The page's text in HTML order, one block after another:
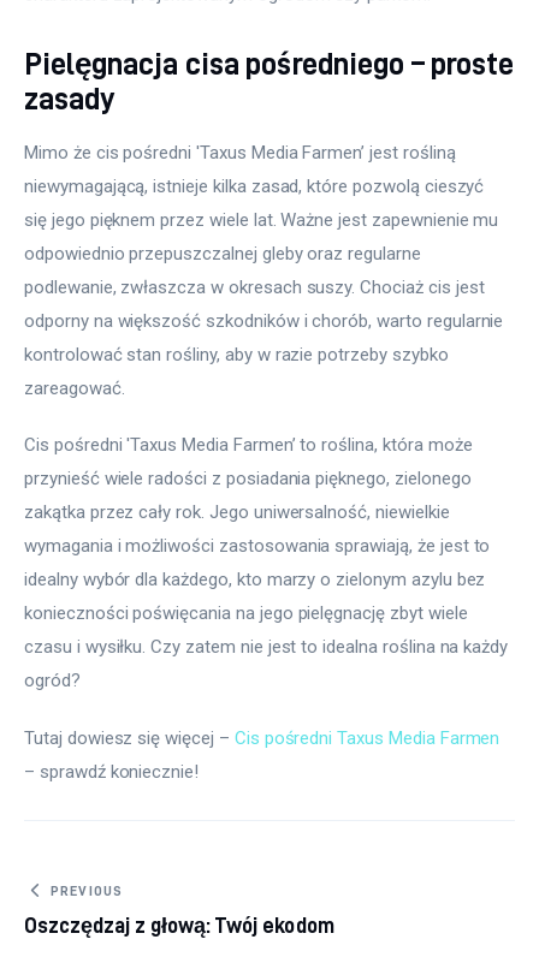
Pielęgnacja cisa pośredniego – proste
zasady
Mimo że cis pośredni 'Taxus Media Farmen’ jest rośliną
niewymagającą, istnieje kilka zasad, które pozwolą cieszyć
się jego pięknem przez wiele lat. Ważne jest zapewnienie mu
odpowiednio przepuszczalnej gleby oraz regularne
podlewanie, zwłaszcza w okresach suszy. Chociaż cis jest
odporny na większość szkodników i chorób, warto regularnie
kontrolować stan rośliny, aby w razie potrzeby szybko
zareagować.
Cis pośredni 'Taxus Media Farmen’ to roślina, która może
przynieść wiele radości z posiadania pięknego, zielonego
zakątka przez cały rok. Jego uniwersalność, niewielkie
wymagania i możliwości zastosowania sprawiają, że jest to
idealny wybór dla każdego, kto marzy o zielonym azylu bez
konieczności poświęcania na jego pielęgnację zbyt wiele
czasu i wysiłku. Czy zatem nie jest to idealna roślina na każdy
ogród?
Tutaj dowiesz się więcej – Cis pośredni Taxus Media Farmen
– sprawdź koniecznie!
Nawigacja
wpisu
PREVIOUS
Oszczędzaj z głową: Twój ekodom